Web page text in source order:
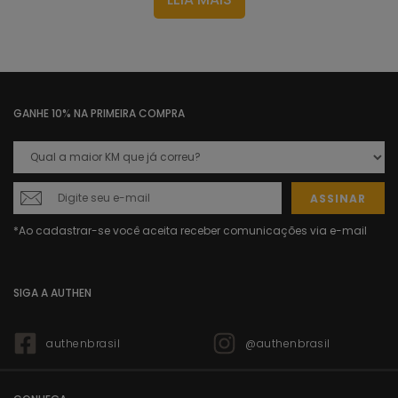
longe e focar no que realmente importa. Dessa forma, são
Venha conferir mais detalhes da regata ecamiseta
compras!
Quais os modelos de camiseta
de corrida feminina
disponíveis na Authen?
Você sabia que a Authen é a única marca no mundo que
projeta peças exclusivamente para cada etapa da jornada
os dias frios ou para encarar longões confortavelmente.
Por isso, reunimos os modelos preferidos das corredoras
GANHE 10% NA PRIMEIRA COMPRA
ASSINAR
SIGA A AUTHEN
authenbrasil @authenbrasil